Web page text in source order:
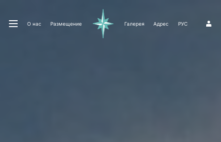
О нас Размещение Галерея Адрес РУС 1